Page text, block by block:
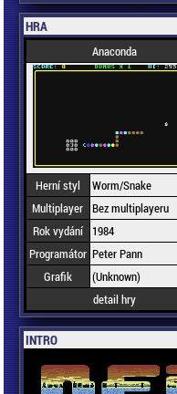
HRA
Anaconda
Herní styl
Worm/Snake
Multiplayer Bez multiplayeru
Rok vydání
1984
Programátor Peter Pann
Grafik
(Unknown)
detail hry
INTRO